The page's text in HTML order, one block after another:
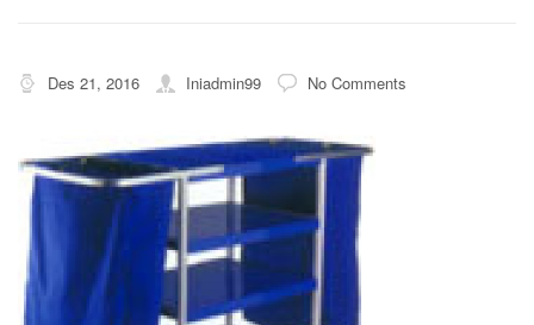
Des 21, 2016 Iniadmin99 No Comments